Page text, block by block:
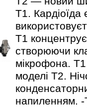
T1.
T1 концентрує
створюючи
мікрофона.
моделі T2.
напиленням. -